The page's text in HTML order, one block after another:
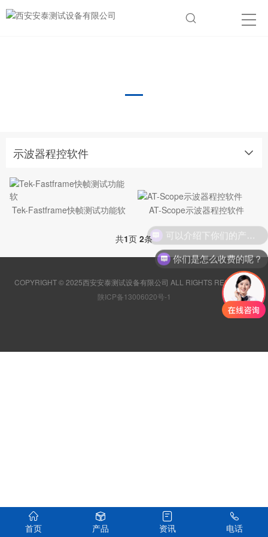
示波器程控软件
Tek-Fastframe快帧测试功能软 AT-Scope示波器程控软件
共1页 2条
COPYRIGHT © 2025西安安泰测试设备有限公司 ALL RIGHTS RESERVED
陕ICP备13006020号-1
首页 产品 资讯 电话
你们是怎么收费的呢？